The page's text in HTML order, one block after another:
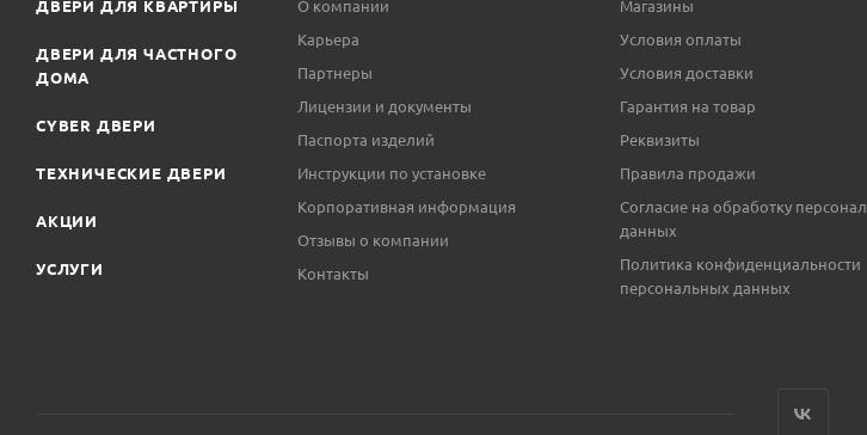
ДВЕРИ ДЛЯ КВАРТИРЫ
ДВЕРИ ДЛЯ ЧАСТНОГО
ДОМА
CYBER ДВЕРИ
ТЕХНИЧЕСКИЕ ДВЕРИ
АКЦИИ
УСЛУГИ
О компании
Карьера
Партнеры
Лицензии и документы
Паспорта изделий
Инструкции по установке
Корпоративная информация
Отзывы о компании
Контакты
Магазины
Условия оплаты
Условия доставки
Гарантия на товар
Реквизиты
Правила продажи
Согласие на обработку
данных
Политика конфиденциальности
персональных данных